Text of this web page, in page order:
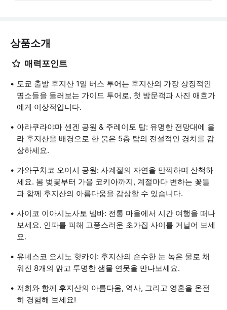
상품소개
매력포인트
도쿄 출발 후지산 1일 버스 투어는 후지산의 가장 상징적인
명소들을 둘러보는 가이드 투어로, 첫 방문객과 사진 애호가
에게 이상적입니다.
아라쿠라야마 센겐 공원 & 주레이토 탑: 유명한 전망대에 올
라 후지산을 배경으로 한 붉은 5층 탑의 전설적인 경치를 감
상하세요.
가와구치코 오이시 공원: 사계절의 자연을 만끽하며 산책하
세요. 봄 벚꽃부터 가을 코키아까지, 계절마다 변하는 꽃들
과 함께 후지산의 아름다움을 감상할 수 있습니다.
사이코 이아시노사토 넴바: 전통 마을에서 시간 여행을 떠나
보세요. 인파를 피해 고풍스러운 초가집 사이를 거닐어 보세
요.
유네스코 오시노 핫카이: 후지산의 순수한 눈 녹은 물로 채
워진 8개의 맑고 투명한 샘물 연못을 만나보세요.
저희와 함께 후지산의 아름다움, 역사, 그리고 영혼을 온전
히 경험해 보세요!